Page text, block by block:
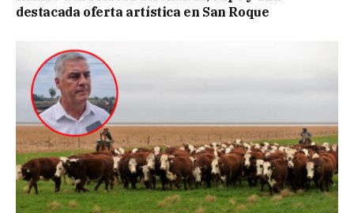
destacada oferta artística en San Roque